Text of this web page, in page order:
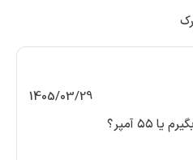
1405/03/29